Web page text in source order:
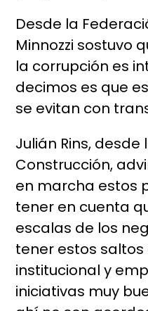
Desde la
Minnozzi sostuvo
la corrupción es
decimos es que
se evitan con
Julián Rins,
Construcción,
en marcha estos
tener en cuenta
escalas de los
tener estos
institucional y
iniciativas muy